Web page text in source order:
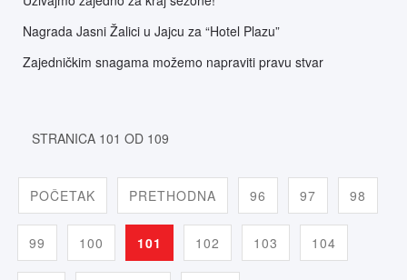
Nagrada Jasni Žalici u Jajcu za “Hotel Plazu”
Zajedničkim snagama možemo napraviti pravu stvar
STRANICA 101 OD 109
POČETAK PRETHODNA 96 97 98
99 100 101 102 103 104